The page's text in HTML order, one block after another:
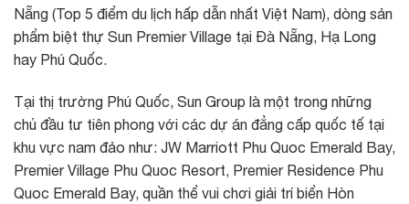
Nẵng (Top 5 điểm du lịch hấp dẫn nhất Việt Nam), dòng sản
phẩm biệt thự Sun Premier Village tại Đà Nẵng, Hạ Long
hay Phú Quốc.
Tại thị trường Phú Quốc, Sun Group là một trong những
chủ đầu tư tiên phong với các dự án đẳng cấp quốc tế tại
khu vực nam đảo như: JW Marriott Phu Quoc Emerald Bay,
Premier Village Phu Quoc Resort, Premier Residence Phu
Quoc Emerald Bay, quần thể vui chơi giải trí biển Hòn